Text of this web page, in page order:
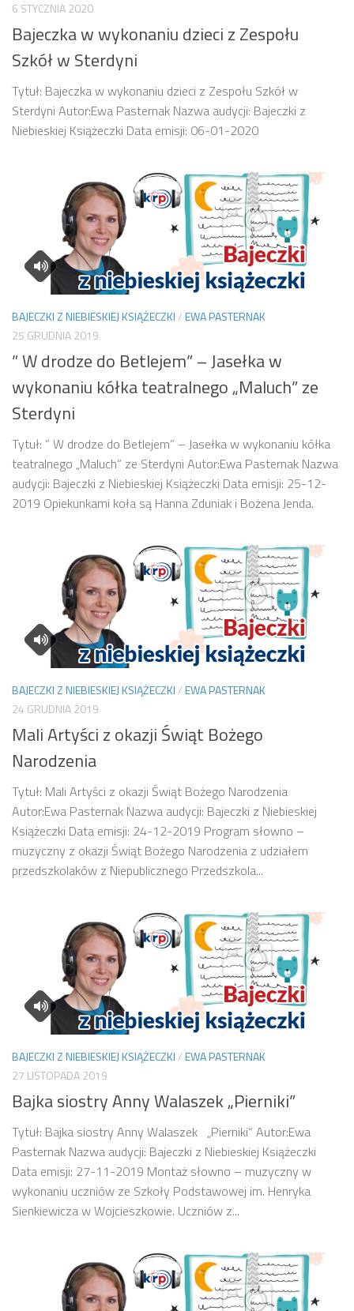
6 STYCZNIA 2020
Bajeczka w wykonaniu dzieci z Zespołu
Szkół w Sterdyni
Tytuł: Bajeczka w wykonaniu dzieci z Zespołu Szkół w
Sterdyni Autor:Ewa Pasternak Nazwa audycji: Bajeczki z
Niebieskiej Książeczki Data emisji: 06-01-2020
BAJECZKI Z NIEBIESKIEJ KSIĄŻECZKI/EWA PASTERNAK
25 GRUDNIA 2019
” W drodze do Betlejem” – Jasełka w
wykonaniu kółka teatralnego „Maluch” ze
Sterdyni
Tytuł: ” W drodze do Betlejem” – Jasełka w wykonaniu kółka
teatralnego „Maluch” ze Sterdyni Autor:Ewa Pasternak Nazwa
audycji: Bajeczki z Niebieskiej Książeczki Data emisji: 25-12-
2019 Opiekunkami koła są Hanna Zduniak i Bożena Jenda.
BAJECZKI Z NIEBIESKIEJ KSIĄŻECZKI/EWA PASTERNAK
24 GRUDNIA 2019
Mali Artyści z okazji Świąt Bożego
Narodzenia
Tytuł: Mali Artyści z okazji Świąt Bożego Narodzenia
Autor:Ewa Pasternak Nazwa audycji: Bajeczki z Niebieskiej
Książeczki Data emisji: 24-12-2019 Program słowno –
muzyczny z okazji Świąt Bożego Narodzenia z udziałem
przedszkolaków z Niepublicznego Przedszkola...
BAJECZKI Z NIEBIESKIEJ KSIĄŻECZKI/EWA PASTERNAK
27 LISTOPADA 2019
Bajka siostry Anny Walaszek „Pierniki”
Tytuł: Bajka siostry Anny Walaszek „Pierniki” Autor:Ewa
Pasternak Nazwa audycji: Bajeczki z Niebieskiej Książeczki
Data emisji: 27-11-2019 Montaż słowno – muzyczny w
wykonaniu uczniów ze Szkoły Podstawowej im. Henryka
Sienkiewicza w Wojcieszkowie. Uczniów z...